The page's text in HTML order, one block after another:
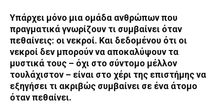
Υπάρχει μόνο μια ομάδα ανθρώπων που
πραγματικά γνωρίζουν τι συμβαίνει όταν
πεθαίνεις: οι νεκροί. Και δεδομένου ότι οι
νεκροί δεν μπορούν να αποκαλύψουν τα
μυστικά τους – όχι στο σύντομο μέλλον
τουλάχιστον – είναι στο χέρι της επιστήμης να
εξηγήσει τι ακριβώς συμβαίνει σε ένα άτομο
όταν πεθαίνει.